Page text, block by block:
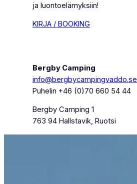
ja luontoelämyksiin!
KIRJA / BOOKING
Bergby Camping
info@bergbycampingvaddo.se
Puhelin +46 (0)70 660 54 44
Bergby Camping 1
763 94 Hallstavik, Ruotsi